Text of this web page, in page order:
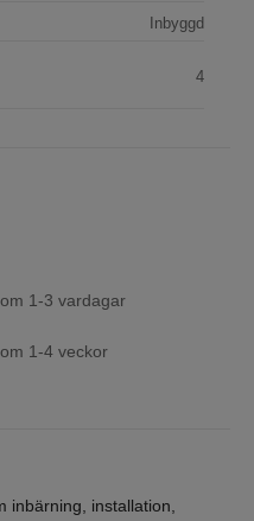
Inbyggd
4
1-3 vardagar
1-4 veckor
inbärning, installation,